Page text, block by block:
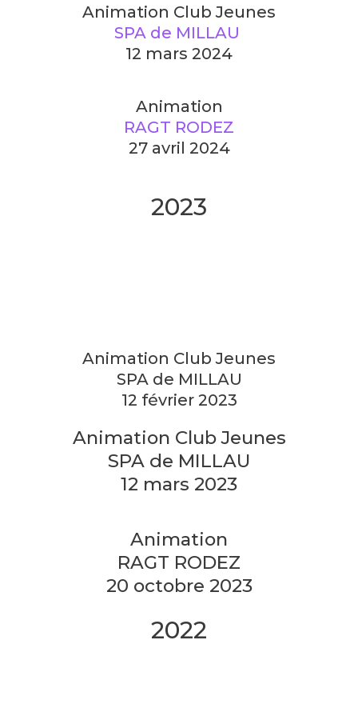
Animation Club Jeunes
SPA de MILLAU
12 mars 2024​
Animation
RAGT RODEZ
27 avril 2024
2023
Animation Club Jeunes
SPA de MILLAU
12 février 2023
Animation Club Jeunes
SPA de MILLAU
12 mars 2023
Animation
RAGT RODEZ
20 octobre 2023
2022